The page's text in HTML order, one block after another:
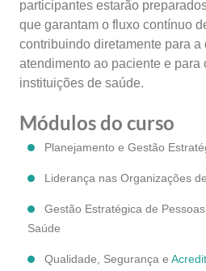
participantes estarão
que garantam o fluxo contínuo
contribuindo diretamente para a
atendimento ao paciente e para
instituições de saúde.
Módulos do curso
Planejamento e Gestão
Liderança nas Organizações
Gestão Estratégica de
Saúde
Qualidade, Segurança e